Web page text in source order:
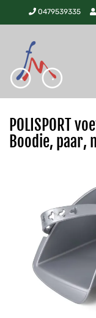
0479539335
POLISPORT
Boodie, paar,